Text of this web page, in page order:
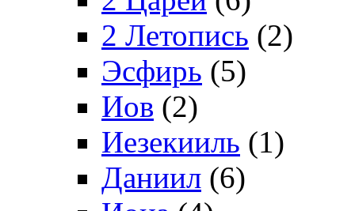
2 Летопись (2)
Эсфирь (5)
Иов (2)
Иезекииль (1)
Даниил (6)